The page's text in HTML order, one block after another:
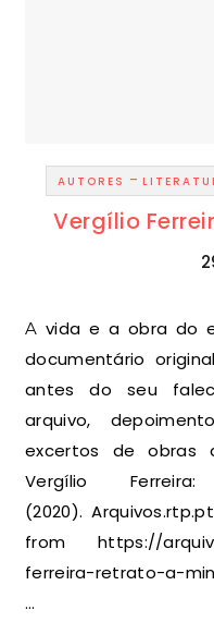
AUTORES -
Vergílio
A vida e a obra do escritor Vergílio Ferreira, num
documentário
antes do seu
arquivo,
excertos de obras
Vergílio
(2020).
from https://
ferreira-retrato-a-
…